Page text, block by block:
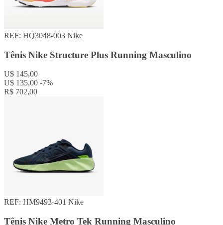
REF: HQ3048-003 Nike
Tênis Nike Structure Plus Running Masculino
U$ 145,00
U$ 135,00 -7%
R$ 702,00
REF: HM9493-401 Nike
Tênis Nike Metro Tek Running Masculino